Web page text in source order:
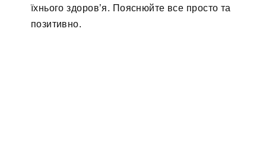
їхнього здоров’я. Пояснюйте все просто та
позитивно.